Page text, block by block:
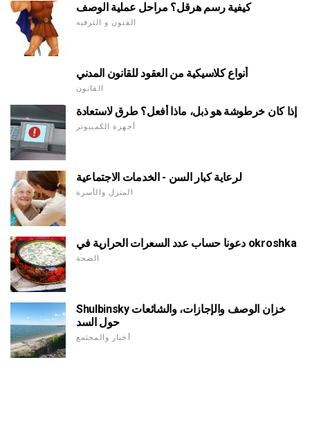
كيفية رسم هرقل؟ مراحل عملية الوصف
الفنون و الترفيه
أنواع كلاسيكية من العقود للقانون المدني
القانون
إذا كان خرطوشة هو ذبل، ماذا أفعل؟ طرق لاستعادة
أجهزة الكمبيوتر
لرعاية كبار السن - الخدمات الاجتماعية
المنزل والأسرة
دعونا حساب عدد السعرات الحرارية في okroshka
الصحة
Shulbinsky خزان الوصف والإجازات، والشائعات
حول السد
أخبار والمجتمع